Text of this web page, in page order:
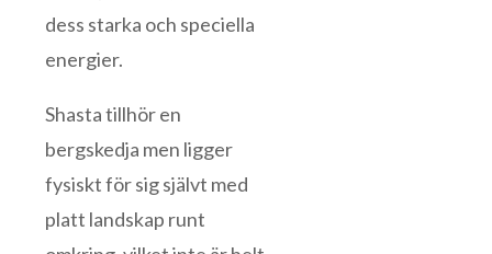
dess starka och speciella
energier.
Shasta tillhör en
bergskedja men ligger
fysiskt för sig självt med
platt landskap runt